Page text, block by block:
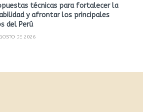
técnicas para fortalecer la
y afrontar los principales
del Perú
DE 2026